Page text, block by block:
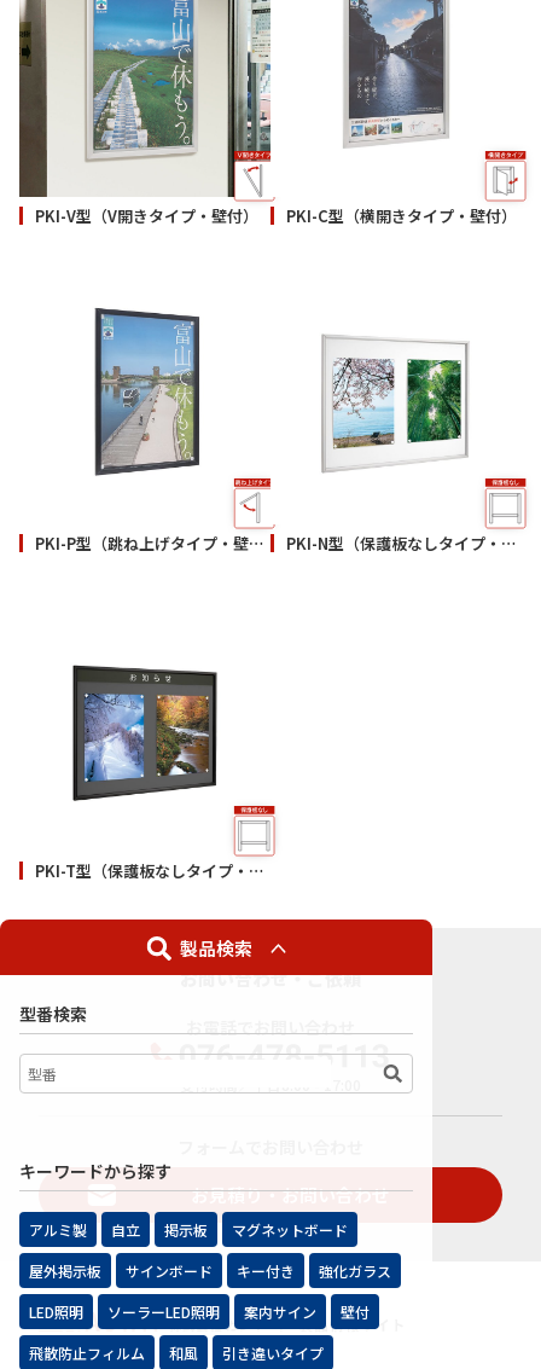
PKI-V型（V開きタイプ・壁付） PKI-C型（横開きタイプ・壁付）
PKI-P型（跳ね上げタイプ・壁付） PKI-N型（保護板なしタイプ・壁付）
PKI-T型（保護板なしタイプ・壁付）
お問い合わせ・ご依頼
お見積り・お問い合わせ
製品検索
型番検索
キーワードから探す
アルミ製 自立 掲示板
マグネットボード
屋外掲示板
サインボード キー付き
強化ガラス
LED照明
ソーラーLED照明 案内サイン
壁付
飛散防止フィルム
和風 引き違いタイプ